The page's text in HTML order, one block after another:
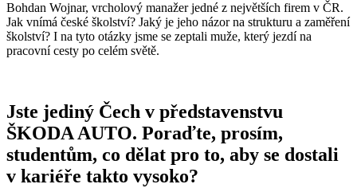
Bohdan Wojnar, vrcholový manažer jedné z největších firem v ČR.
Jak vnímá české školství? Jaký je jeho názor na strukturu a zaměření
školství? I na tyto otázky jsme se zeptali muže, který jezdí na
pracovní cesty po celém světě.
Jste jediný Čech v představenstvu
ŠKODA AUTO. Poraďte, prosím,
studentům, co dělat pro to, aby se dostali
v kariéře takto vysoko?